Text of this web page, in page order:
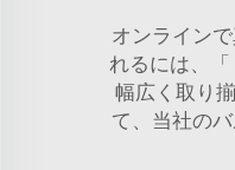
オンライン
れるには、「
幅広く取り
て、当社の